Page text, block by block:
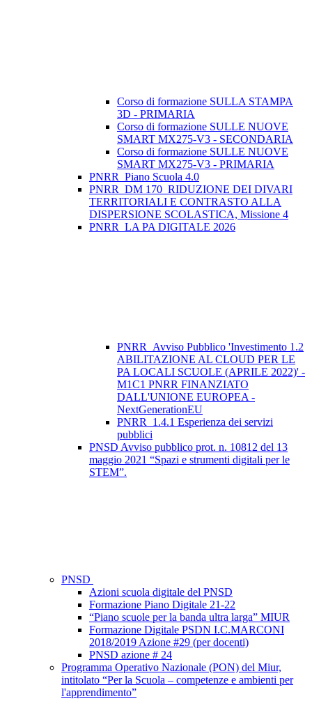
Corso di formazione SULLA STAMPA
3D - PRIMARIA
Corso di formazione SULLE NUOVE
SMART MX275-V3 - SECONDARIA
Corso di formazione SULLE NUOVE
SMART MX275-V3 - PRIMARIA
PNRR_Piano Scuola 4.0
PNRR_DM 170_RIDUZIONE DEI DIVARI
TERRITORIALI E CONTRASTO ALLA
DISPERSIONE SCOLASTICA, Missione 4
PNRR_LA PA DIGITALE 2026
PNRR_Avviso Pubblico 'Investimento 1.2
ABILITAZIONE AL CLOUD PER LE
PA LOCALI SCUOLE (APRILE 2022)' -
M1C1 PNRR FINANZIATO
DALL'UNIONE EUROPEA -
NextGenerationEU
PNRR_1.4.1 Esperienza dei servizi
pubblici
PNSD Avviso pubblico prot. n. 10812 del 13
maggio 2021 “Spazi e strumenti digitali per le
STEM”.
PNSD
Azioni scuola digitale del PNSD
Formazione Piano Digitale 21-22
“Piano scuole per la banda ultra larga” MIUR
Formazione Digitale PSDN I.C.MARCONI
2018/2019 Azione #29 (per docenti)
PNSD azione # 24
Programma Operativo Nazionale (PON) del Miur,
intitolato “Per la Scuola – competenze e ambienti per
l'apprendimento”